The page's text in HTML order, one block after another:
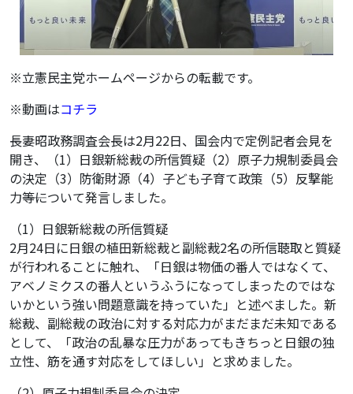
※立憲民主党ホームページからの転載です。
※動画はコチラ
長妻昭政務調査会長は2月22日、国会内で定例記者会見を
開き、（1）日銀新総裁の所信質疑（2）原子力規制委員会
の決定（3）防衛財源（4）子ども子育て政策（5）反撃能
力――等について発言しました。
（1）日銀新総裁の所信質疑
2月24日に日銀の植田新総裁と副総裁2名の所信聴取と質疑
が行われることに触れ、「日銀は物価の番人ではなくて、
アベノミクスの番人というふうになってしまったのではな
いかという強い問題意識を持っていた」と述べました。新
総裁、副総裁の政治に対する対応力がまだまだ未知である
として、「政治の乱暴な圧力があってもきちっと日銀の独
立性、筋を通す対応をしてほしい」と求めました。